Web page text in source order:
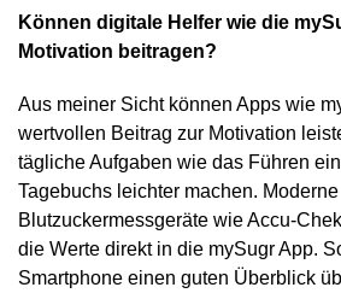
Können digitale Helfer wie die
Motivation beitragen?
Aus meiner Sicht können Apps wie
wertvollen Beitrag zur Motivation
tägliche Aufgaben wie das Führen
Tagebuchs leichter machen. Moderne
Blutzuckermessgeräte wie Accu-
die Werte direkt in die mySugr App.
Smartphone einen guten Überblick